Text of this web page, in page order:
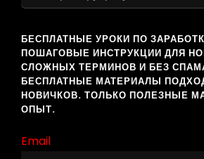
заработать
БЕСПЛАТНЫЕ УРОКИ ПО
ПОШАГОВЫЕ ИНСТРУКЦИИ ДЛЯ
СЛОЖНЫХ ТЕРМИНОВ И БЕЗ
БЕСПЛАТНЫЕ МАТЕРИАЛЫ
НОВИЧКОВ. ТОЛЬКО ПОЛЕЗНЫЕ
ОПЫТ.
Email